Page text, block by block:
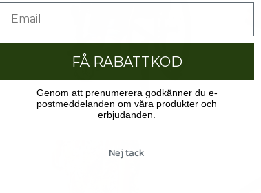
FÅ RABATTKOD
Genom att prenumerera godkänner du e-
postmeddelanden om våra produkter och
erbjudanden.
Nej tack